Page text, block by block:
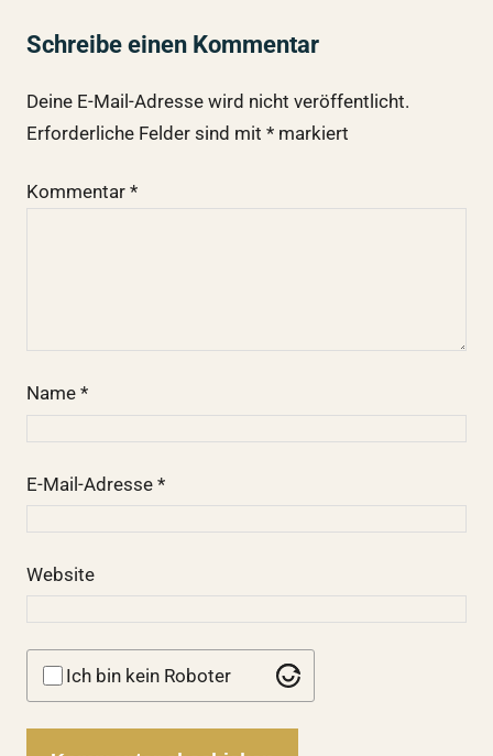
Schreibe einen Kommentar
Deine E-Mail-Adresse wird nicht veröffentlicht.
Erforderliche Felder sind mit *markiert
Kommentar *
Name *
E-Mail-Adresse *
Website
Ich bin kein Roboter